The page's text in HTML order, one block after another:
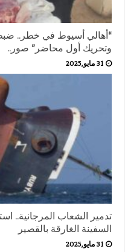
“أهالي أسيوط في خطر..
وتحريك أول محاضر” صور..
31 مايو,2025
تدمير الشعاب المرجانية..
السفينة الغارقة بالقصير
31 مايو,2025